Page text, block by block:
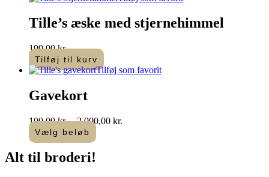
Tille’s æske med stjernehimmel
199,00kr.
Tilføj til kurv
Tilføj som favorit
Gavekort
100,00kr. – 2.000,00 kr.
Vælg beløb
Dette
vare
har
Alt til broderi!​